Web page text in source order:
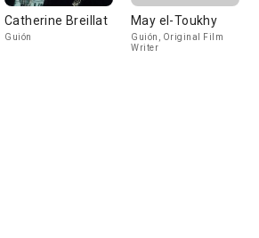
Catherine Breillat
Guión
May el-Toukhy
Guión, Original Film
Writer